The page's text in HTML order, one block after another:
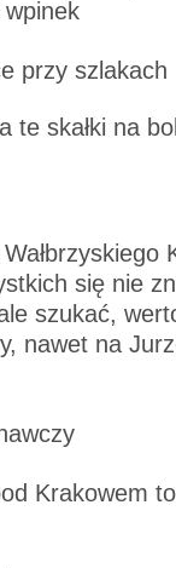
przy
te skałki na
się nie
szukać,
nawet na
Krakowem